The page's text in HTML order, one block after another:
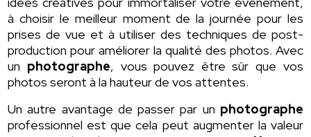
à choisir le meilleur moment de la journée pour les
prises de vue et à utiliser des techniques de post-
production pour améliorer la qualité des photos. Avec
un photographe, vous pouvez être sûr que vos
photos seront à la hauteur de vos attentes.
Un autre avantage de passer par un photographe
professionnel est que cela peut augmenter la valeur